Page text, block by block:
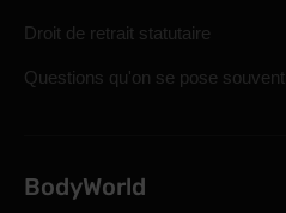
Droit de retrait statutaire
Questions qu'on se pose souvent
BodyWorld